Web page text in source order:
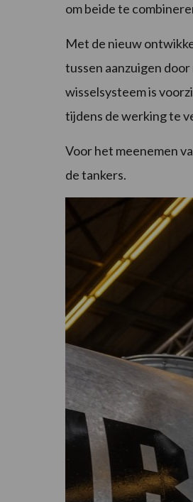
om beide te
Met de nieuw
tussen aanzuigen
wisselsysteem is
tijdens de werking te
Voor het meenemen
de tankers.